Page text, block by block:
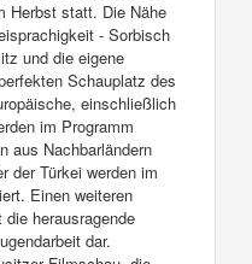
Herbst statt. Die Nähe
- Sorbisch
und die eigene
Schauplatz des
einschließlich
im Programm
aus Nachbarländern
der Türkei werden im
Einen weiteren
herausragende
dar.